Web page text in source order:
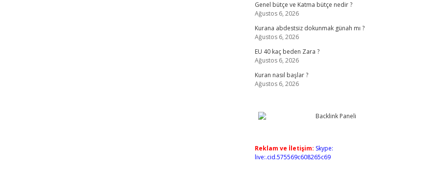
Genel bütçe ve Katma bütçe nedir ?
Ağustos 6, 2026
Kurana abdestsiz dokunmak günah mı ?
Ağustos 6, 2026
EU 40 kaç beden Zara ?
Ağustos 6, 2026
Kuran nasıl başlar ?
Ağustos 6, 2026
Reklam ve İletişim: Skype:
live:.cid.575569c608265c69